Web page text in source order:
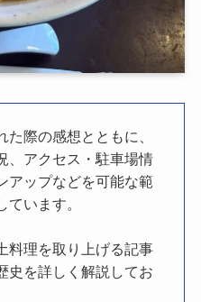
際の感想とともに、
、アクセス・駐車場情
アップなどを可能な範
います。
料理を取り上げる記事
史を詳しく解説してお